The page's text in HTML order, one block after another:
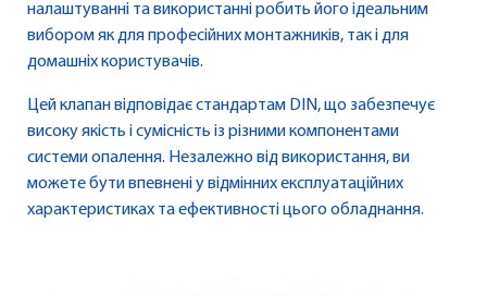
налаштуванні та використанні робить його ідеальним
вибором як для професійних монтажників, так і для
домашніх користувачів.
Цей клапан відповідає стандартам DIN, що забезпечує
високу якість і сумісність із різними компонентами
системи опалення. Незалежно від використання, ви
можете бути впевнені у відмінних експлуатаційних
характеристиках та ефективності цього обладнання.